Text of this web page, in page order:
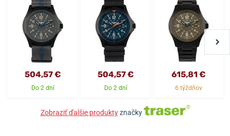
504,57 €
Do 2 dní
504,57 €
Do 2 dní
615,81 €
6 týždňov
Zobraziť ďalšie produktyznačky